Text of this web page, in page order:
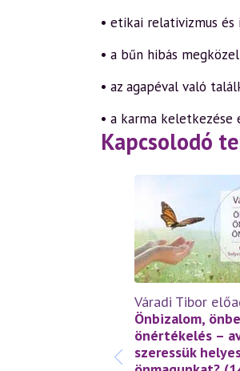
• etikai relativizmus és
• a bűn hibás
• az agapéval való
• a karma keletkezése
Kapcsolodó
Váradi Tibor
Önbizalom,
önértékelés –
szeressük